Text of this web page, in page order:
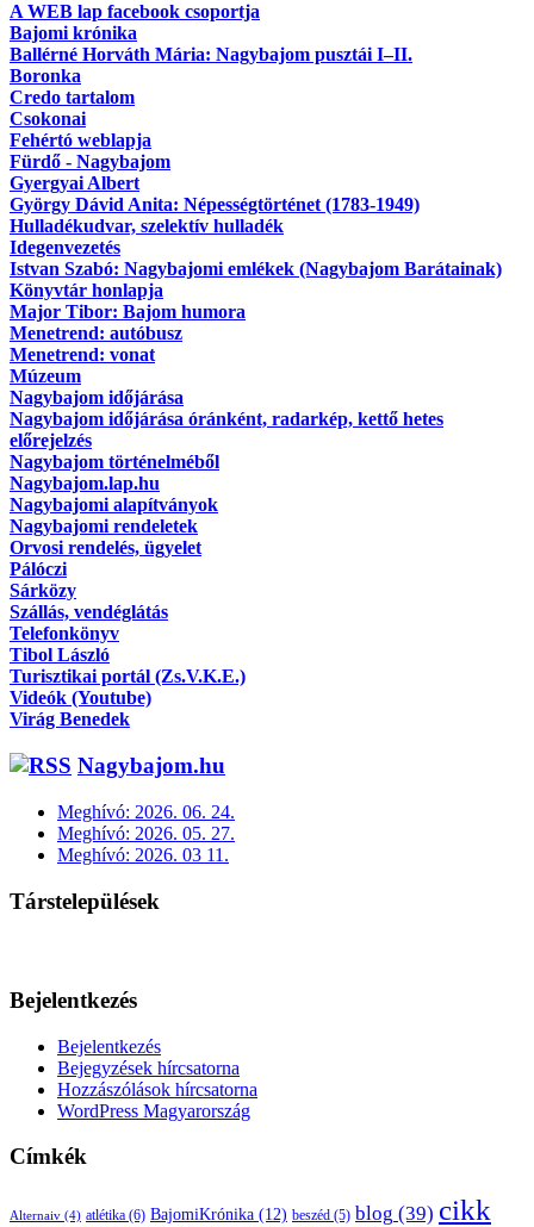
A WEB lap facebook csoportja
Bajomi krónika
Ballérné Horváth Mária: Nagybajom pusztái I–II.
Boronka
Credo tartalom
Csokonai
Fehértó weblapja
Fürdő - Nagybajom
Gyergyai Albert
György Dávid Anita: Népességtörténet (1783-1949)
Hulladékudvar, szelektív hulladék
Idegenvezetés
Istvan Szabó: Nagybajomi emlékek (Nagybajom Barátainak)
Könyvtár honlapja
Major Tibor: Bajom humora
Menetrend: autóbusz
Menetrend: vonat
Múzeum
Nagybajom időjárása
Nagybajom időjárása óránként, radarkép, kettő hetes
előrejelzés
Nagybajom történelméből
Nagybajom.lap.hu
Nagybajomi alapítványok
Nagybajomi rendeletek
Orvosi rendelés, ügyelet
Pálóczi
Sárközy
Szállás, vendéglátás
Telefonkönyv
Tibol László
Turisztikai portál (Zs.V.K.E.)
Videók (Youtube)
Virág Benedek
Nagybajom.hu
Meghívó: 2026. 06. 24.
Meghívó: 2026. 05. 27.
Meghívó: 2026. 03 11.
Társtelepülések
Bejelentkezés
Bejelentkezés
Bejegyzések hírcsatorna
Hozzászólások hírcsatorna
WordPress Magyarország
Címkék
Alternaiv (4) atlétika (6) BajomiKrónika (12) beszéd (5) blog (39) cikk